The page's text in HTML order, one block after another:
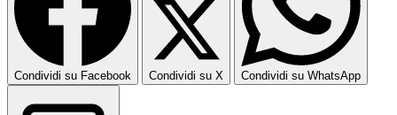
Condividi su Facebook Condividi su X Condividi su WhatsApp